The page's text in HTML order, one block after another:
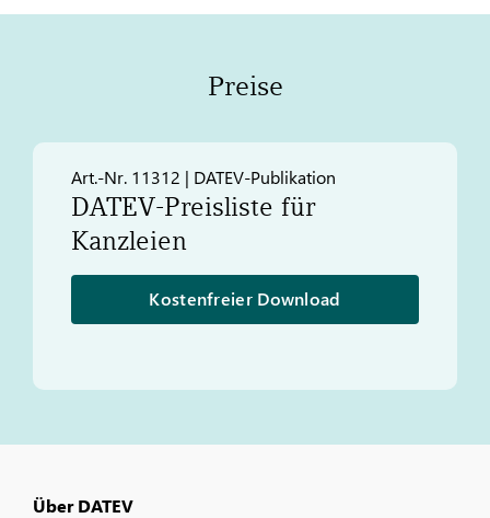
Preise
Art.-Nr. 11312 | DATEV-Publikation
DATEV-Preisliste für
Kanzleien
Kostenfreier Download
Über DATEV